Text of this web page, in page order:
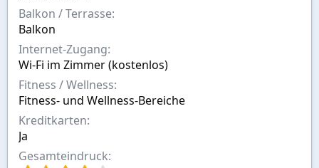
Balkon / Terrasse
Balkon
Internet-Zugang
Wi-Fi im Zimmer (kostenlos)
Fitness / Wellness
Fitness- und Wellness-Bereiche
Kreditkarten
Ja
Gesamteindruck